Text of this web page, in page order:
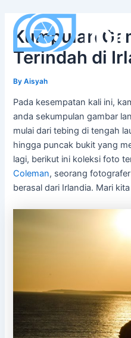
content
Kumpulan
Terindah di
ByAisyah
Pada kesempatan kali ini,
anda sekumpulan gambar
mulai dari tebing di tengah
hingga puncak bukit yang
lagi, berikut ini koleksi foto
Coleman, seorang
berasal dari Irlandia. Mari